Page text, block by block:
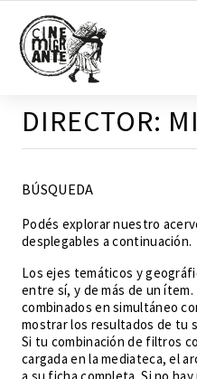
DIRECTOR:
BÚSQUEDA
Podés explorar nuestro
desplegables a continuación.
Los ejes temáticos y
entre sí, y de más de un
combinados en simultáneo
mostrar los resultados de tu
Si tu combinación de filtros
cargada en la mediateca, el